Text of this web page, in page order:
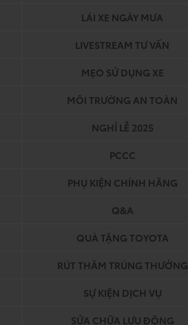
LÁI XE NGÀY MƯA
LIVESTREAM TƯ VẤN
MẸO SỬ DỤNG XE
MÔI TRƯỜNG AN TOÀN
NGHỈ LỄ 2025
PCCC
PHỤ KIỆN CHÍNH HÃNG
Q&A
QUÀ TẶNG TOYOTA
RÚT THĂM TRÚNG THƯỞNG
SỰ KIỆN DỊCH VỤ
SỬA CHỮA LƯU ĐỘNG